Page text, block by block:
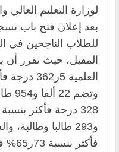
لوزارة التعليم
بعد إعلان فتح باب
للطلاب الناجحين في
المقبل، حيث تقرر أن